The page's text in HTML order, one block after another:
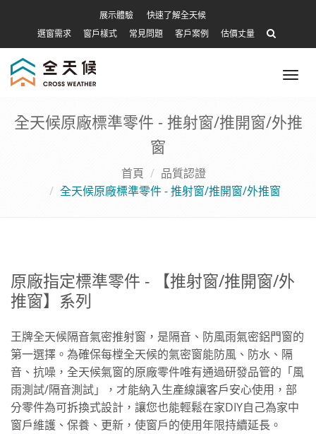
展示體驗
快速了解全天候
選窗需求
窗戶樣式 常見問題 客戶案例 估價丈量
全天候原廠標準零件 - 推射窗/推開窗/外推
窗
首頁
品質認證
全天候原廠標準零件 - 推射窗/推開窗/外推窗
原廠指定標準零件 - 【推射窗/推開窗/外
推窗】系列
王牌全天候隔音氣密推射窗，是隔音、防風雨氣密鋁門窗的
第一選擇。為確保每樘全天候的氣密窗能防風、防水、隔
音、抗噪，全天候氣窗的原廠零件唯有通過研發品管的「風
雨測試/隔音測試」，才能納入生產線讓客戶安心使用，部
分零件為可拆換式設計，讓您也能輕鬆在家DIY自己為家中
窗戶維護、保養、更新，使窗戶的使用年限持續延長。